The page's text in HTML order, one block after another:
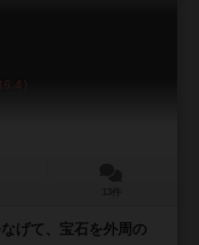
6.4
げて、宝石を外周の